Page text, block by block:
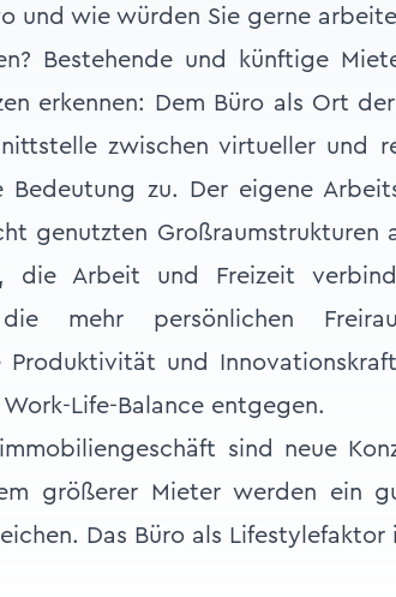
und wie würden Sie gerne
Bestehende und künftige
erkennen: Dem Büro als Ort
zwischen virtueller und
zu. Der eigene
genutzten Großraumstrukturen
die Arbeit und Freizeit
die mehr persönlichen
Produktivität und
Life-Balance entgegen.
sind neue
größerer Mieter werden ein
Das Büro als Lifestylefaktor